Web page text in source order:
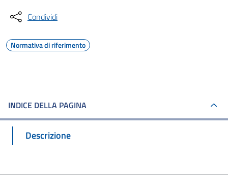
Condividi
Normativa di riferimento
INDICE DELLA PAGINA
Descrizione